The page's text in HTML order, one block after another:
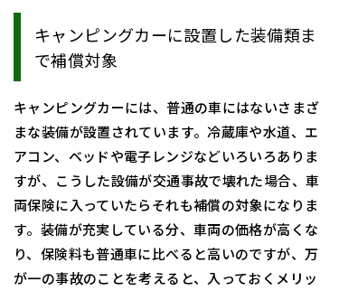
キャンピングカーに設置した装備類ま
で補償対象
キャンピングカーには、普通の車にはないさまざ
まな装備が設置されています。冷蔵庫や水道、エ
アコン、ベッドや電子レンジなどいろいろありま
すが、こうした設備が交通事故で壊れた場合、車
両保険に入っていたらそれも補償の対象になりま
す。装備が充実している分、車両の価格が高くな
り、保険料も普通車に比べると高いのですが、万
が一の事故のことを考えると、入っておくメリッ